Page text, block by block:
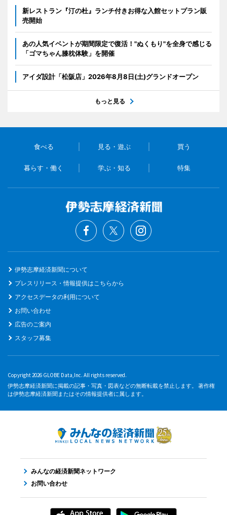
新レストラン『汀の杜』ランチ付きお得な入館セットプラン販
売開始
あの人気イベントが期間限定で復活！"ぬくもり"を全身で感じる
「ゴマちゃん膝枕体験」を開催
アイダ設計「松阪店」2026年8月8日(土)グランドオープン
もっと見る
食べる 見る・遊ぶ 買う
暮らす・働く 学ぶ・知る 特集
伊勢志摩経済新聞について
プレスリリース・情報提供はこちらから
アクセスデータの利用について
お問い合わせ
広告のご案内
スタッフ募集
Copyright 2026 GLOBE Data,Inc. All rights reserved.
伊勢志摩経済新聞に掲載の記事・写真・図表などの無断転載を禁止します。 著作権
は伊勢志摩経済新聞またはその情報提供者に属します。
みんなの経済新聞ネットワーク
お問い合わせ